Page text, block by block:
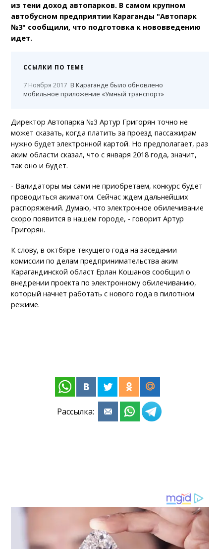
из тени доход автопарков. В самом крупном
автобусном предприятии Караганды "Автопарк
№3" сообщили, что подготовка к нововведению
идет.
ССЫЛКИ ПО ТЕМЕ
7 Ноября 2017 В Караганде было обновлено
мобильное приложение «Умный транспорт»
Директор Автопарка №3 Артур Григорян точно не
может сказать, когда платить за проезд пассажирам
нужно будет электронной картой. Но предполагает, раз
аким области сказал, что с января 2018 года, значит,
так оно и будет.
- Валидаторы мы сами не приобретаем, конкурс будет
проводиться акиматом. Сейчас ждем дальнейших
распоряжений. Думаю, что электронное обилечивание
скоро появится в нашем городе, - говорит Артур
Григорян.
К слову, в октбяре текущего года на заседании
комиссии по делам предпринимательства аким
Карагандинской област Ерлан Кошанов сообщил о
внедрении проекта по электронному обилечиванию,
который начнет работать с нового года в пилотном
режиме.
Рассылка: